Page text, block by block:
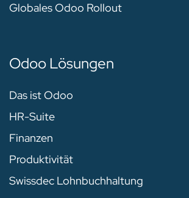
Globales Odoo Rollout
Odoo Lösungen
Das ist Odoo
HR-Suite
Finanzen
Produktivität
Swissdec Lohnbuchhaltung